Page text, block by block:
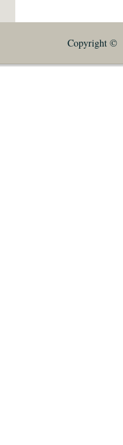
Copyright ©